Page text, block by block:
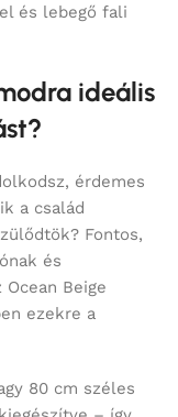
és lebegő fali
ideális
érdemes
a család
Fontos,
és
Beige
ezekre a
80 cm széles